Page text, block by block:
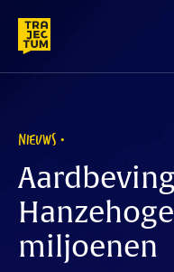
content
NIEUWS
miljoenen